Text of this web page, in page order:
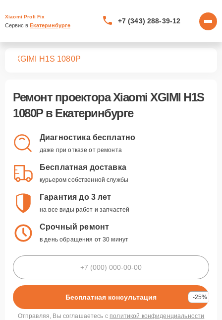
Xiaomi Profi Fix
Сервис в Екатеринбурге
+7 (343) 288-39-12
XGIMI H1S 1080P
Ремонт проектора Xiaomi XGIMI H1S
1080Pв Екатеринбурге
Диагностика бесплатно
даже при отказе от ремонта
Бесплатная доставка
курьером собственной службы
Гарантия до 3 лет
на все виды работ и запчастей
Срочный ремонт
в день обращения от 30 минут
Бесплатная консультация -25%
Отправляя, Вы соглашаетесь с политикой конфиденциальности